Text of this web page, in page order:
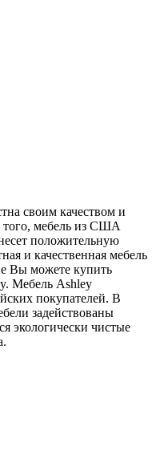
своим качеством и
мебель из США
положительную
и качественная мебель
Вы можете купить
Мебель Ashley
покупателей. В
задействованы
экологически чистые